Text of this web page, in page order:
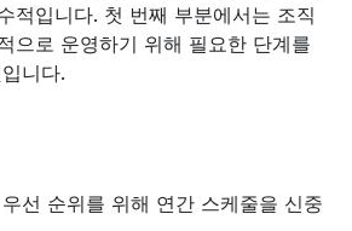
적입니다. 첫 번째 부분에서는 조직
으로 운영하기 위해 필요한 단계를
니다.
선 순위를 위해 연간 스케줄을 신중